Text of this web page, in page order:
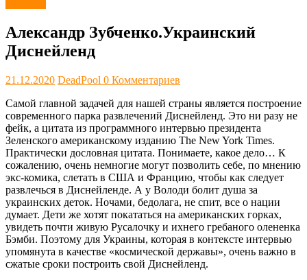
Александр Зубченко.Украинский
Диснейленд
21.12.2020 DeadPool 0 Комментариев
Самой главной задачей для нашей страны является построение
современного парка развлечений Диснейленд. Это ни разу не
фейк, а цитата из программного интервью президента
Зеленского американскому изданию The New York Times.
Практически дословная цитата. Понимаете, какое дело… К
сожалению, очень немногие могут позволить себе, по мнению
экс-комика, слетать в США и Францию, чтобы как следует
развлечься в Диснейленде. А у Володи болит душа за
украинских деток. Ночами, бедолага, не спит, все о нации
думает. Дети же хотят покататься на американских горках,
увидеть почти живую Русалочку и ихнего гребаного олененка
Бэмби. Поэтому для Украины, которая в контексте интервью
упомянута в качестве «космической державы», очень важно в
сжатые сроки построить свой Диснейленд.